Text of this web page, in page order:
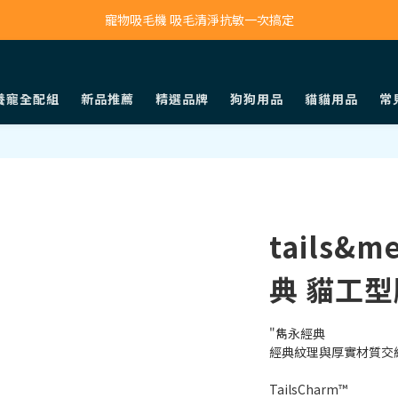
寵物吸毛機 吸毛清淨抗敏一次搞定
鮮食調理機 一鍵出餐超省力
寵全配組 新品推薦 精選品牌 狗狗用品 貓貓用品 常
典 貓工
"雋永經典
經典紋理與厚實材質
TailsCharm™​